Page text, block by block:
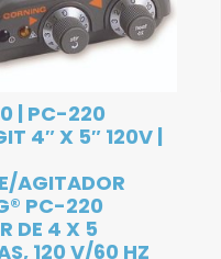
| PC-220
4″ X 5″ 120V |
AGITADOR
PC-220
DE 4 X 5
120 V/60 HZ